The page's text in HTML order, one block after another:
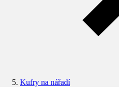
Kufry na nářadí